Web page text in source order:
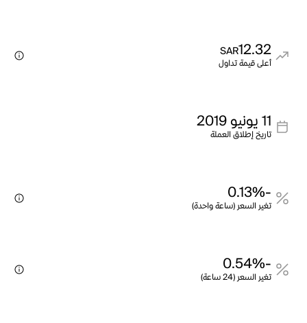
12.32
SAR
أعلى قيمة تداول
11 يونيو 2019
تاريخ إطلاق العملة
-0.13%
تغير السعر (ساعة واحدة)
-0.54%
تغير السعر (24 ساعة)